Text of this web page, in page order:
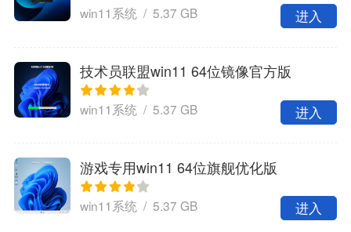
win11系统 / 5.37 GB 进入
技术员联盟win11 64位镜像官方版
win11系统 / 5.37 GB 进入
游戏专用win11 64位旗舰优化版
win11系统 / 5.37 GB 进入